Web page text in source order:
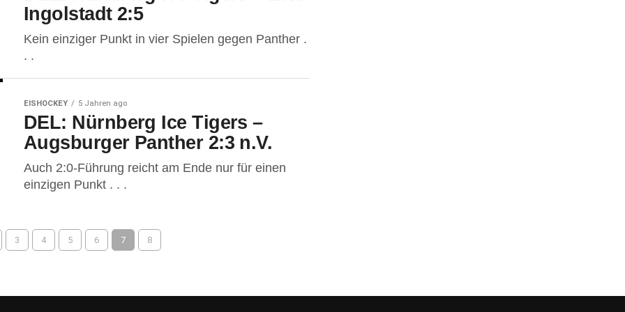
Ingolstadt 2:5
Kein einziger Punkt in vier Spielen gegen Panther .
. .
EISHOCKEY 5 Jahren ago
DEL: Nürnberg Ice Tigers –
Augsburger Panther 2:3 n.V.
Auch 2:0-Führung reicht am Ende nur für einen
einzigen Punkt . . .
3 4 5 6 7 8